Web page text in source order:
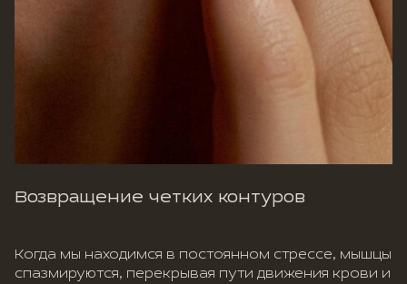
Возвращение четких контуров
Когда мы находимся в постоянном стрессе, мышцы
спазмируются, перекрывая пути движения крови и